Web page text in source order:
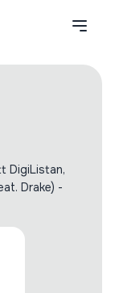
DigiListan,
Drake) -